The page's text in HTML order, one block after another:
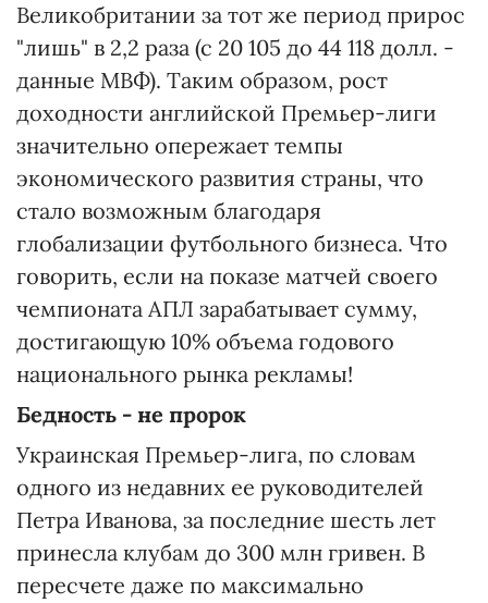
Великобритании за тот же период прирос
"лишь" в 2,2 раза (с 20 105 до 44 118 долл. -
данные МВФ). Таким образом, рост
доходности английской Премьер-лиги
значительно опережает темпы
экономического развития страны, что
стало возможным благодаря
глобализации футбольного бизнеса. Что
говорить, если на показе матчей своего
чемпионата АПЛ зарабатывает сумму,
достигающую 10% объема годового
национального рынка рекламы!
Бедность - не пророк
Украинская Премьер-лига, по словам
одного из недавних ее руководителей
Петра Иванова, за последние шесть лет
принесла клубам до 300 млн гривен. В
пересчете даже по максимально